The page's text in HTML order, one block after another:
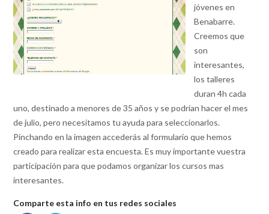
jóvenes en
Benabarre.
Creemos que
son
interesantes,
los talleres
duran 4h cada
uno, destinado a menores de 35 años y se podrían hacer el mes
de julio, pero necesitamos tu ayuda para seleccionarlos.
Pinchando en la imagen accederás al formulario que hemos
creado para realizar esta encuesta. Es muy importante vuestra
participación para que podamos organizar los cursos mas
interesantes.
Comparte esta info en tus redes sociales